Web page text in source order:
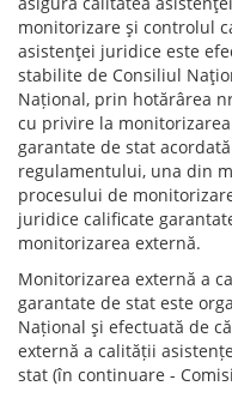
monitorizare şi controlul
asistenţei juridice este
stabilite de Consiliul
Național, prin hotărârea
cu privire la
garantate de stat
regulamentului, una din
procesului de
juridice calificate
monitorizarea externă.
Monitorizarea externă a
garantate de stat este
Național şi efectuată de
externă a calității
stat (în continuare -